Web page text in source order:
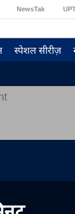
NewsTak
स्पेशल सीरीज़